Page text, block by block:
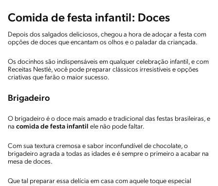
Comida de festa infantil: Doces
Depois dos salgados deliciosos, chegou a hora de adoçar a festa com
opções de doces que encantam os olhos e o paladar da criançada.
Os docinhos são indispensáveis em qualquer celebração infantil, e com
Receitas Nestlé, você pode preparar clássicos irresistíveis e opções
criativas que farão o maior sucesso.
Brigadeiro
O brigadeiro é o doce mais amado e tradicional das festas brasileiras, e
na comida de festa infantil ele não pode faltar.
Com sua textura cremosa e sabor inconfundível de chocolate, o
brigadeiro agrada a todas as idades e é sempre o primeiro a acabar na
mesa de doces.
Que tal preparar essa delícia em casa com aquele toque especial